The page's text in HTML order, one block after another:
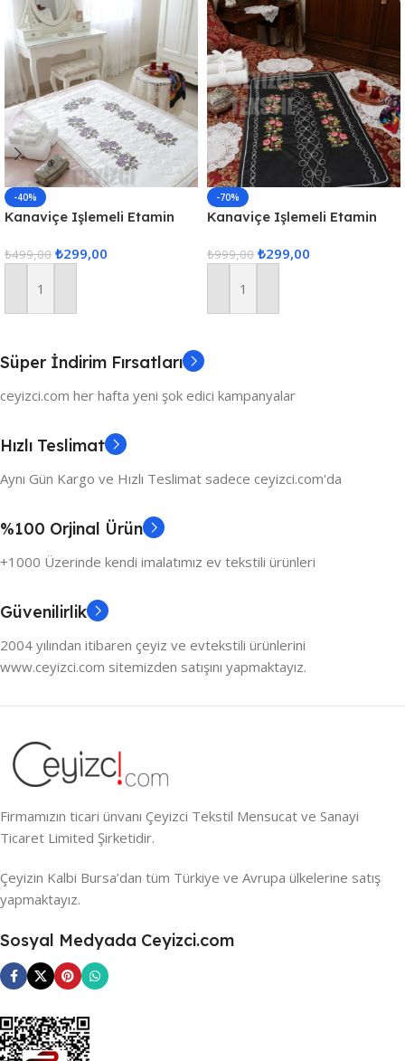
-40%
Kanaviçe Işlemeli Etamin
₺499,00 ₺299,00
Sepete Ekle
-70%
Kanaviçe Işlemeli Etamin
₺999,00 ₺299,00
Sepete Ekle
Süper İndirim Fırsatları
ceyizci.com her hafta yeni şok edici kampanyalar
Hızlı Teslimat
Aynı Gün Kargo ve Hızlı Teslimat sadece ceyizci.com'da
%100 Orjinal Ürün
+1000 Üzerinde kendi imalatımız ev tekstili ürünleri
Güvenilirlik
2004 yılından itibaren çeyiz ve evtekstili ürünlerini
www.ceyizci.com sitemizden satışını yapmaktayız.
Firmamızın ticari ünvanı Çeyizci Tekstil Mensucat ve Sanayi
Ticaret Limited Şirketidir.
Çeyizin Kalbi Bursa’dan tüm Türkiye ve Avrupa ülkelerine satış
yapmaktayız.
Sosyal Medyada Ceyizci.com